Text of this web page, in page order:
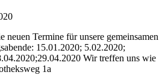
neuen Termine für unsere gemeinsamen
15.01.2020; 5.02.2020;
Wir treffen uns wie
1a